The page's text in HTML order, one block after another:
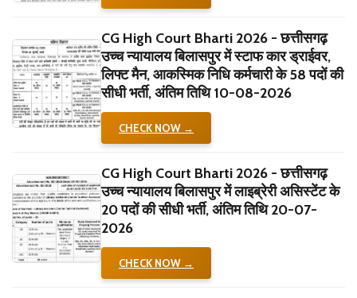
CG High Court Bharti 2026 - छत्तीसगढ़
उच्च न्यायालय बिलासपुर में स्टाफ कार ड्राईवर,
लिफ्ट मैन, आकस्मिक निधि कर्मचारी के 58 पदों की
सीधी भर्ती, अंतिम तिथि 10-08-2026
CHECK NOW →
CG High Court Bharti 2026 - छत्तीसगढ़
उच्च न्यायालय बिलासपुर में लाइब्रेरी असिस्टेंट के
20 पदों की सीधी भर्ती, अंतिम तिथि 20-07-
2026
CHECK NOW →